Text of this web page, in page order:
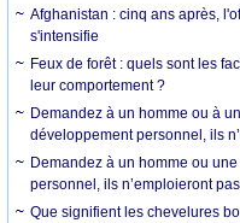
Afghanistan : cinq ans après,
s'intensifie
Feux de forêt : quels sont les
leur comportement ?
Demandez à un homme ou à
développement personnel, ils
Demandez à un homme ou
personnel, ils n’emploieront
Que signifient les chevelures